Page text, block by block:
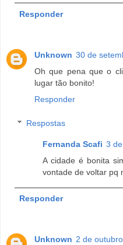
Responder
Unknown 30 de
Oh que pena que o
lugar tão bonito!
Responder
Respostas
Fernanda Scafi 3
A cidade é bonita
vontade de voltar pq
Responder
Unknown 2 de